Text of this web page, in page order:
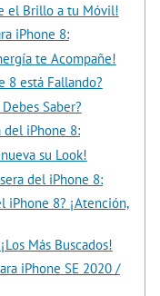
el Brillo a tu Móvil!
iPhone 8:
te Acompañe!
8 está Fallando?
Saber?
del iPhone 8:
su Look!
del iPhone 8:
iPhone 8? ¡Atención,
Más Buscados!
iPhone SE 2020 /